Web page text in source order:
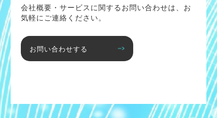
会社概要・サービスに関するお問い合わせは、お
気軽にご連絡ください。
お問い合わせする